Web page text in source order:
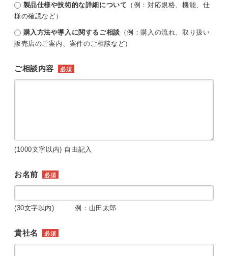
製品仕様や技術的な詳細について （例：対応規格、機能、仕
様の確認など）
購入方法や導入に関するご相談 （例：購入の流れ、取り扱い
販売店のご案内、案件のご相談など）
ご相談内容 必須
(1000文字以内) 自由記入
お名前 必須
(30文字以内) 例：山田太郎
貴社名 必須